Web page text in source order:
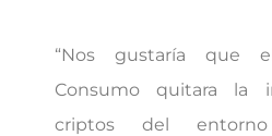
“Nos gustaría que
Consumo quitara la
criptos del